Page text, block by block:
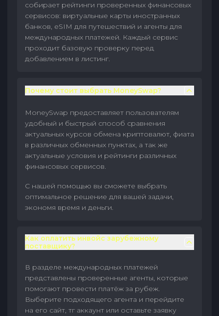
собирает рейтинги проверенных финансовых
сервисов: виртуальные карты иностранных
банков, eSIM для путешествий и агенты для
международных платежей. Каждый сервис
проходит базовую проверку перед
добавлением в листинг.
Почему стоит выбрать MoneySwap?
MoneySwap предоставляет пользователям
удобный и быстрый способ сравнения
актуальных курсов обмена криптовалют, фиата
в различных обменных пунктах, а так же
актуальные условия и рейтинги различных
финансовых сервисов.
С нашей помощью вы сможете выбрать
оптимальное решение для вашей задачи,
экономя время и деньги.
Как оплатить инвойс зарубежному
поставщику?
В разделе международных платежей
представлены проверенные агенты, которые
помогают провести платёж за рубеж.
Выберите подходящего агента и перейдите
на его сайт, тг аккаунт или оставьте заявку